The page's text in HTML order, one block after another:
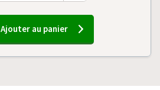
Ajouter au panier